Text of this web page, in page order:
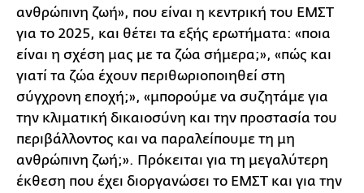
ανθρώπινη ζωή», που είναι η κεντρική του ΕΜΣΤ
για το 2025, και θέτει τα εξής ερωτήματα: «ποια
είναι η σχέση μας με τα ζώα σήμερα;», «πώς και
γιατί τα ζώα έχουν περιθωριοποιηθεί στη
σύγχρονη εποχή;», «μπορούμε να συζητάμε για
την κλιματική δικαιοσύνη και την προστασία του
περιβάλλοντος και να παραλείπουμε τη μη
ανθρώπινη ζωή;». Πρόκειται για τη μεγαλύτερη
έκθεση που έχει διοργανώσει το ΕΜΣΤ και για την